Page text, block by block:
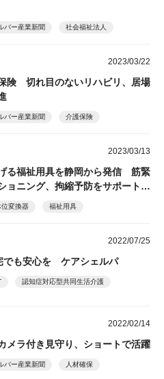
バー産業新聞 社会福祉法人
2023/03/22
険 切れ目のないリハビリ、居場
バー産業新聞 介護保険
2023/03/13
る福祉用具を静岡から発信 筋緊
ョニング、拘縮予防をサポート
位変換器 福祉用具
2022/07/25
でも安心を ケアシェルパ
認知症対応型共同生活介護
2022/02/14
ラ付き見守り、ショートで活躍
バー産業新聞 人材確保